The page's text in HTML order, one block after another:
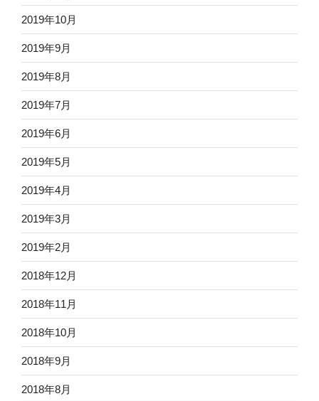
2019年10月
2019年9月
2019年8月
2019年7月
2019年6月
2019年5月
2019年4月
2019年3月
2019年2月
2018年12月
2018年11月
2018年10月
2018年9月
2018年8月